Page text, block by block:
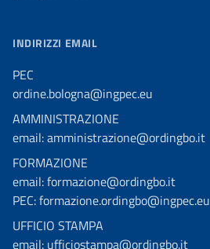
INDIRIZZI EMAIL
PEC
ordine.bologna@ingpec.eu
AMMINISTRAZIONE
email: amministrazione@ordingbo.it
FORMAZIONE
email: formazione@ordingbo.it
PEC: formazione.ordingbo@ingpec.eu
UFFICIO STAMPA
email: ufficiostampa@ordingbo.it